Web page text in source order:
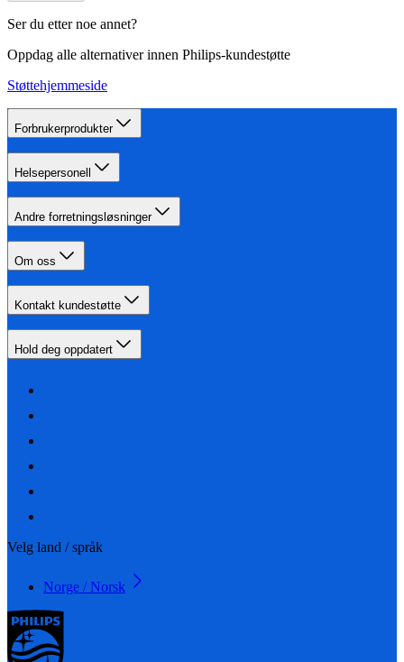
Ser du etter noe annet?
Oppdag alle alternativer innen Philips-kundestøtte
Støttehjemmeside
Forbrukerprodukter
Helsepersonell
Andre forretningsløsninger
Om oss
Kontakt kundestøtte
Hold deg oppdatert
Velg land / språk
Norge / Norsk